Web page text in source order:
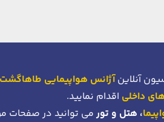
آنلاینآژانس هواپیمایی طاهاگشت
داخلی اقدام نمایید.
، هتل و تورمی توانید در صفحات